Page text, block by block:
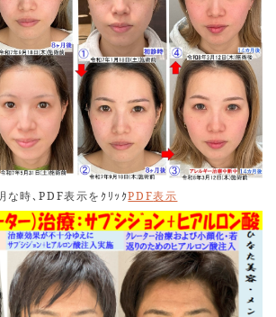
ネトーニング及び詰まった毛嚢を開放
を抑え､皮膚表層を剥がしてニキビ跡を
ル酸ピーリングとを組み合わせたもの
ます。お得な美肌・小顔セットＢと組み
ナジー効果が発揮されます｡
ットＢを開始しました。美白・美肌・
)・皮膚炎改善等の為の欲張りセット施
皮質ホルモンを服用して戴き､２種類の
～45分間照射します｡是非お試しくだ
肝斑は改善したのですが､ほんの少数の
善しませんでした。しかし､肝斑に対す
な時､PDF表示をｸﾘｯｸPDF表示